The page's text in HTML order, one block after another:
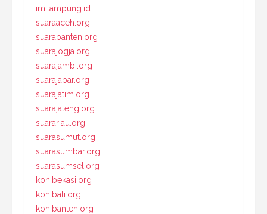
imilampung.id
suaraaceh.org
suarabanten.org
suarajogja.org
suarajambi.org
suarajabar.org
suarajatim.org
suarajateng.org
suarariau.org
suarasumut.org
suarasumbar.org
suarasumsel.org
konibekasi.org
konibali.org
konibanten.org